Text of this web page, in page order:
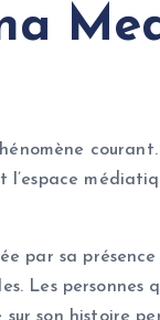
l’espace
par sa
Les personnes
son histoire